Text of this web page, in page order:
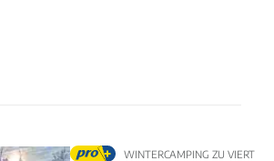
WINTERCAMPING ZU VIERT